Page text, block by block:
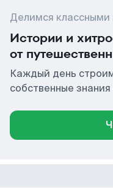
Делимся
Истории и
от
Каждый день
собственные